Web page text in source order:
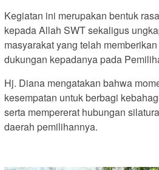
Kegiatan ini merupakan bentuk
kepada Allah SWT sekaligus
masyarakat yang telah
dukungan kepadanya pada
Hj. Diana mengatakan bahwa
kesempatan untuk berbagi
serta mempererat hubungan
daerah pemilihannya.